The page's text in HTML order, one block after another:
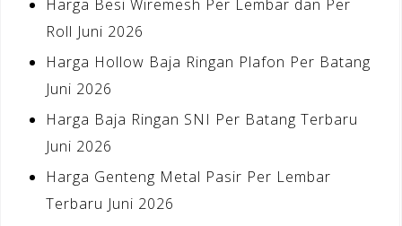
Harga Besi Wiremesh Per Lembar dan Per
Roll Juni 2026
Harga Hollow Baja Ringan Plafon Per Batang
Juni 2026
Harga Baja Ringan SNI Per Batang Terbaru
Juni 2026
Harga Genteng Metal Pasir Per Lembar
Terbaru Juni 2026